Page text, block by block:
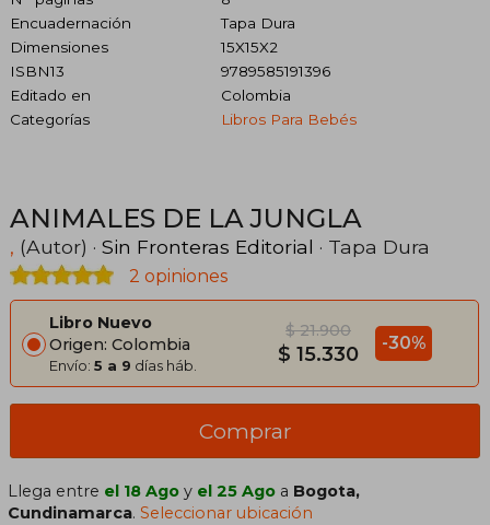
Encuadernación
Tapa Dura
Dimensiones
15X15X2
ISBN13
9789585191396
Editado en
Colombia
Categorías
Libros Para Bebés
ANIMALES DE LA JUNGLA
, (Autor) · Sin Fronteras Editorial · Tapa Dura
2 opiniones
Libro Nuevo
Origen: Colombia
Envío: 5 a 9 días háb.
$ 21.900
$ 15.330 -30%
Comprar
Llega entre el 18 Ago y el 25 Ago a Bogota,
Cundinamarca.Seleccionar ubicación